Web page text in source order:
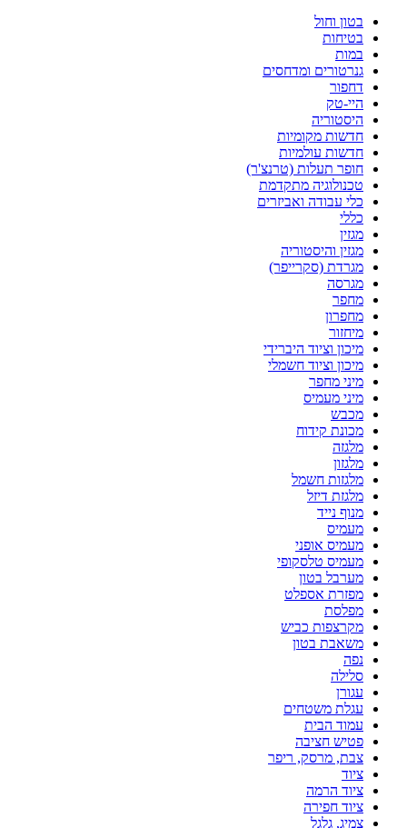
בטון וחול
בטיחות
במות
גנרטורים ומדחסים
דחפור
היי-טק
היסטוריה
חדשות מקומיות
חדשות עולמיות
חופר תעלות (טרנצ'ר)
טכנולוגיה מתקדמת
כלי עבודה ואביזרים
כללי
מגזין
מגזין והיסטוריה
מגרדת (סקרייפר)
מגרסה
מחפר
מחפרון
מיחזור
מיכון וציוד היברידי
מיכון וציוד חשמלי
מיני מחפר
מיני מעמיס
מכבש
מכונת קידוח
מלגזה
מלגזון
מלגזות חשמל
מלגזת דיזל
מנוף נייד
מעמיס
מעמיס אופני
מעמיס טלסקופי
מערבל בטון
מפזרת אספלט
מפלסת
מקרצפות כביש
משאבת בטון
נפה
סלילה
עגורן
עגלת משטחים
עמוד הבית
פטיש חציבה
צבת, מרסק, ריפר
ציוד
ציוד הרמה
ציוד חפירה
צמיג, גלגל